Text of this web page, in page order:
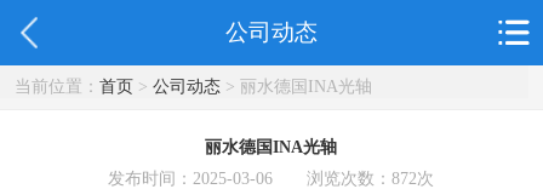
公司动态
当前位置： 首页> 公司动态> 丽水德国INA光轴
丽水德国INA光轴
发布时间：2025-03-06 浏览次数：872次